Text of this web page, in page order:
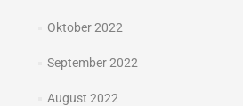
Oktober 2022
September 2022
August 2022